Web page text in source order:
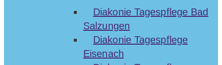
Diakonie Tagespflege Bad
Salzungen
Diakonie Tagespflege
Eisenach